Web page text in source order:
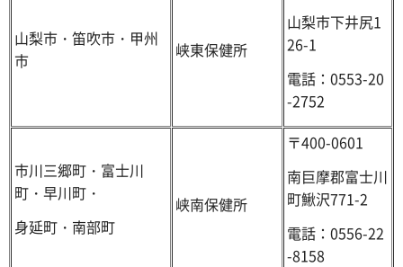
山梨市・笛吹市・甲州
市
峡東保健所
山梨市下井尻1
26-1
電話：0553-20
-2752
市川三郷町・富士川
町・早川町・
身延町・南部町
峡南保健所
〒400-0601
南巨摩郡富士川
町鰍沢771-2
電話：0556-22
-8158